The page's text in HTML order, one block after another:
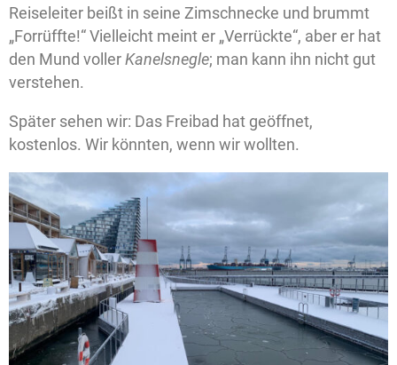
Reiseleiter beißt in seine Zimschnecke und brummt
„Forrüffte!“ Vielleicht meint er „Verrückte“, aber er hat
den Mund vollerKanelsnegle; man kann ihn nicht gut
verstehen.
Später sehen wir: Das Freibad hat geöffnet,
kostenlos. Wir könnten, wenn wir wollten.